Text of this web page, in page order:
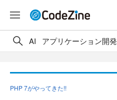
AI アプリケーション開発
PHP 7がやってきた!!